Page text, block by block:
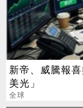
新帝、威騰報
美光」
全球